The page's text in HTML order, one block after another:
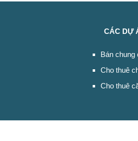
CÁC DỰ
Bán
Cho thuê
Cho thuê